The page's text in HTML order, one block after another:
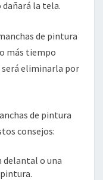
dañará la tela.
de pintura
más tiempo
eliminarla por
de pintura
consejos:
delantal o una